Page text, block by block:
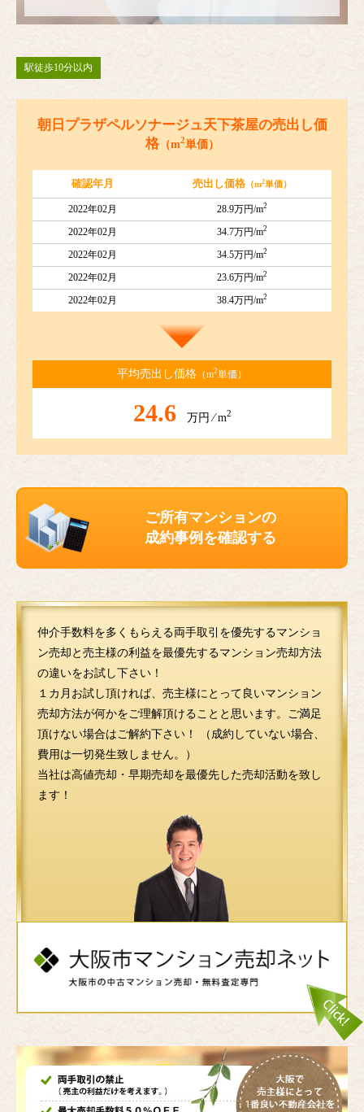
駅徒歩10分以内
朝日プラザペルソナージュ天下茶屋の売出し価
格（m2単価）
確認年月 売出し価格（m2単価）
2022年02月 28.9万円/m2
2022年02月 34.7万円/m2
2022年02月 34.5万円/m2
2022年02月 23.6万円/m2
2022年02月 38.4万円/m2
平均売出し価格 （m2単価）
24.6 万円 ⁄ m2
ご所有マンションの
成約事例を確認する
仲介手数料を多くもらえる両手取引を優先するマンショ
ン売却と売主様の利益を最優先するマンション売却方法
の違いをお試し下さい！
１カ月お試し頂ければ、売主様にとって良いマンション
売却方法が何かをご理解頂けることと思います。ご満足
頂けない場合はご解約下さい！ （成約していない場合、
費用は一切発生致しません。）
当社は高値売却・早期売却を最優先した売却活動を致し
ます！